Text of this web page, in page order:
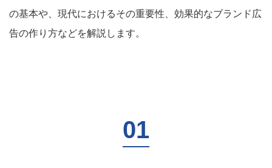
の基本や、現代におけるその重要性、効果的なブランド広
告の作り方などを解説します。